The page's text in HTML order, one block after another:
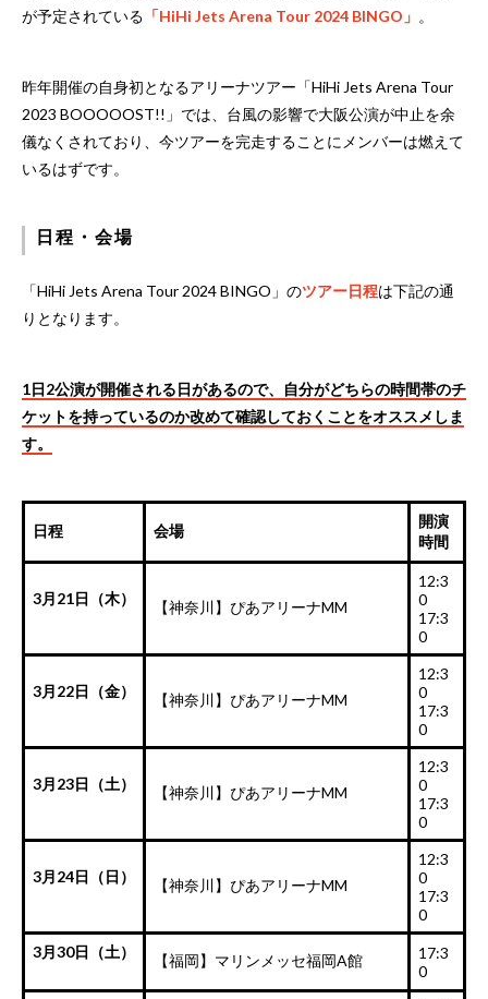
が予定されている 「HiHi Jets Arena Tour 2024 BINGO」 。
昨年開催の自身初となるアリーナツアー「HiHi Jets Arena Tour
2023 BOOOOOST!!」では、台風の影響で大阪公演が中止を余
儀なくされており、今ツアーを完走することにメンバーは燃えて
いるはずです。
日程・会場
「HiHi Jets Arena Tour 2024 BINGO」のツアー日程は下記の通
りとなります。
1日2公演が開催される日があるので、自分がどちらの時間帯のチ
ケットを持っているのか改めて確認しておくことをオススメしま
す。
日程 会場
開演
時間
3月21日（木） 【神奈川】ぴあアリーナMM
12:3
0
17:3
0
3月22日（金） 【神奈川】ぴあアリーナMM
12:3
0
17:3
0
3月23日（土） 【神奈川】ぴあアリーナMM
12:3
0
17:3
0
3月24日（日） 【神奈川】ぴあアリーナMM
12:3
0
17:3
0
3月30日（土）
【福岡】マリンメッセ福岡A館
17:3
0